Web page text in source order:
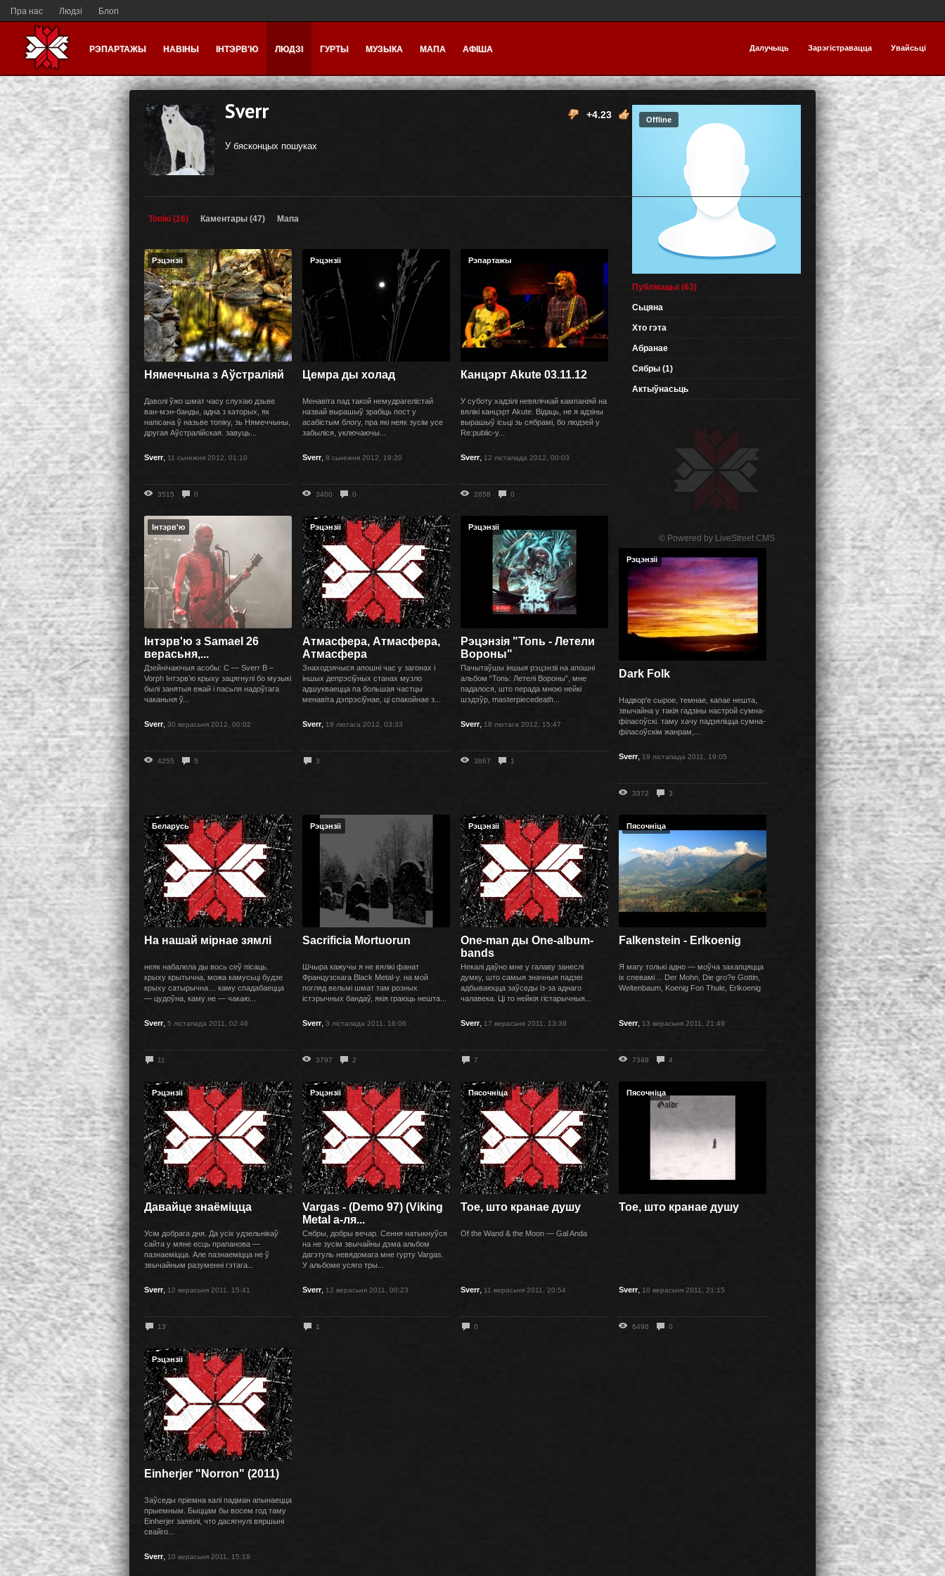
Пра нас Людзі Блогі
Далучыць Зарэгістравацца Увайсьці
РЭПАРТАЖЫ НАВІНЫ ІНТЭРВ'Ю ЛЮДЗІ ГУРТЫ МУЗЫКА МАПА АФІША
Offline
Публікацыі (63)
Сьцяна
Хто гэта
Абранае
Сябры (1)
Актыўнасьць
© Powered by LiveStreet CMS
Sverr
У бясконцых пошуках
+4.23
Топікі (16) Каментары (47) Мапа
Рэцэнзіі
Нямеччына з Аўстраліяй
Даволі ўжо шмат часу слухаю дзьве
ван-мэн-банды, адна з каторых, як
напісана ў назьве топіку, зь Нямеччыны,
другая Аўстралійская. завуць...
Sverr, 11 сьнежня 2012, 01:10
3515 0
Рэцэнзіі
Цемра ды холад
Менавіта пад такой немудрагелістай
назвай вырашыў зрабіць пост у
асабістым блогу, пра які неяк зусім усе
забыліся, уключаючы...
Sverr, 8 сьнежня 2012, 19:20
3400 0
Рэпартажы
Канцэрт Akute 03.11.12
У суботу хадзілі невялічкай кампаніяй на
вялікі канцэрт Akute. Відаць, не я адзіны
вырашыў ісьці зь сябрамі, бо людзей у
Re:public-у...
Sverr, 12 лістапада 2012, 00:03
2658 0
Інтэрв'ю
Інтэрв'ю з Samael 26
верасьня,...
Дзейнічаючыя асобы: С — Sverr В –
Vorph Інтэрв’ю крыху зацягнулі бо музыкі
былі занятыя ежай і пасьля надоўгага
чаканьня ў...
Sverr, 30 верасьня 2012, 00:02
4255 5
Рэцэнзіі
Атмасфера, Атмасфера,
Атмасфера
Знаходзячыся апошні час у загонах і
іншых депрэсіўных станах музло
адшукваецца па большая частцы
менавіта дэпрэсіўнае, ці спакойнае з...
Sverr, 19 лютага 2012, 03:33
3
Рэцэнзіі
Рэцэнзія "Топь - Летели
Вороны"
Пачытаўшы іншыя рэцэнзіі на апошні
альбом “Топь: Летелі Вороны”, мне
падалося, што перада мною нейкі
шэдэўр, masterpiecedeath...
Sverr, 18 лютага 2012, 15:47
3867 1
Рэцэнзіі
Dark Folk
Надвор'е сырое, темнае, капае нешта,
звычайна у такія гадзіны настрой сумна-
філасоўскі. таму хачу падзяліцца сумна-
філасоўскім жанрам,...
Sverr, 19 лістапада 2011, 19:05
3372 3
Беларусь
На нашай мірнае зямлі
неяк набалела ды вось сеў пісаць.
крыху крытычна, можа камусьці будзе
крыху сатырычна… каму спадабаецца
— цудоўна, каму не — чакаю...
Sverr, 5 лістапада 2011, 02:46
11
Рэцэнзіі
Sacrificia Mortuorun
Шчыра кажучы я не вялікі фанат
Французскага Black Metal-у. на мой
погляд вельмі шмат там розных
істэрычных бандаў, якія граюць нешта...
Sverr, 3 лістапада 2011, 16:06
3797 2
Рэцэнзіі
One-man ды One-album-
bands
Некалi даўно мне у галаву занеслі
думку, што самыя значныя падзеі
адбываюцца заўседы із-за аднаго
чалавека. Ці то нейкія гістарычныя...
Sverr, 17 верасьня 2011, 13:39
7
Пясочніца
Falkenstein - Erlkoenig
Я магу толькі адно — моўча захапцяцца
іх спевамі… Der Mohn, Die gro?e Gottin,
Weltenbaum, Koenig Fon Thule, Erlkoenig
Sverr, 13 верасьня 2011, 21:49
7348 4
Рэцэнзіі
Давайце знаёміцца
Усім добрага дня. Да усіх удзельнікаў
сайта у мяне есць прапанова —
пазнаеміцца. Але пазнаеміцца не ў
звычайным разуменні гэтага...
Sverr, 12 верасьня 2011, 15:41
13
Рэцэнзіі
Vargas - (Demo 97) (Viking
Metal а-ля...
Сябры, добры вечар. Сення натыкнуўся
на не зусім звычайны дэма альбом
дагэтуль невядомага мне гурту Vargas.
У альбоме усяго тры...
Sverr, 12 верасьня 2011, 00:23
1
Пясочніца
Toe, што кранае душу
Of the Wand & the Moon — Gal Anda
Sverr, 11 верасьня 2011, 20:54
0
Пясочніца
Тое, што кранае душу
Sverr, 10 верасьня 2011, 21:15
6496 0
Рэцэнзіі
Einherjer "Norron" (2011)
Заўседы пріемна калі падман апынаецца
прыемным. Быццам бы восем год таму
Einherjer заявілі, что дасягнулі вяршыні
свайго...
Sverr, 10 верасьня 2011, 15:19